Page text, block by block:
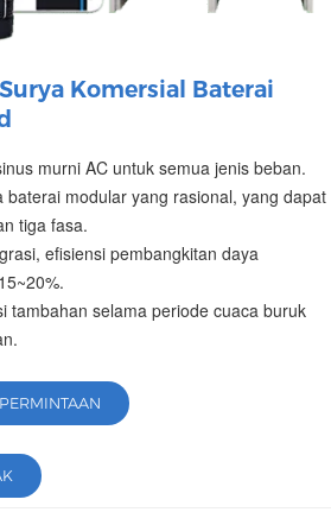
Komersial Baterai
murni AC untuk semua jenis beban.
baterai modular yang rasional, yang dapat
tiga fasa.
efisiensi pembangkitan daya
tambahan selama periode cuaca buruk